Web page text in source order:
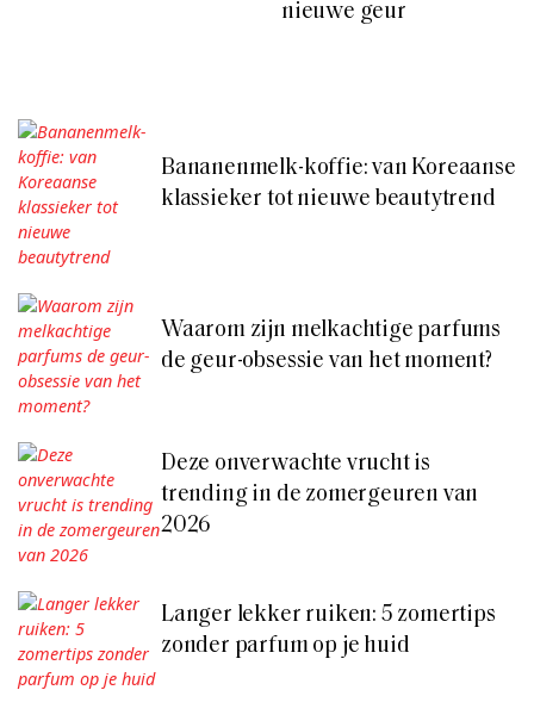
nieuwe geur
Bananenmelk-koffie: van Koreaanse
klassieker tot nieuwe beautytrend
Waarom zijn melkachtige parfums
de geur-obsessie van het moment?
Deze onverwachte vrucht is
trending in de zomergeuren van
2026
Langer lekker ruiken: 5 zomertips
zonder parfum op je huid